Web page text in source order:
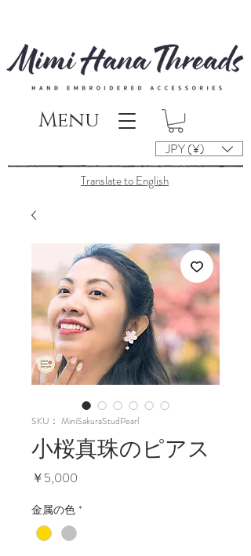
Menu
JPY (¥)
Translate to English
SKU： MiniSakuraStudPearl
小桜真珠のピアス
￥5,000
金属の色 *